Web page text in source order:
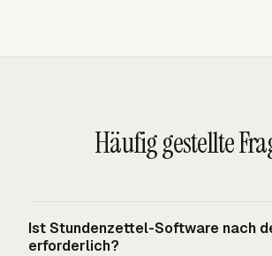
Häufig gestellte
Ist Stundenzettel-Software nach
erforderlich?